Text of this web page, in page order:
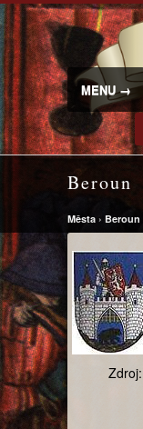
MENU →
Beroun
Města › Beroun
Zdroj: